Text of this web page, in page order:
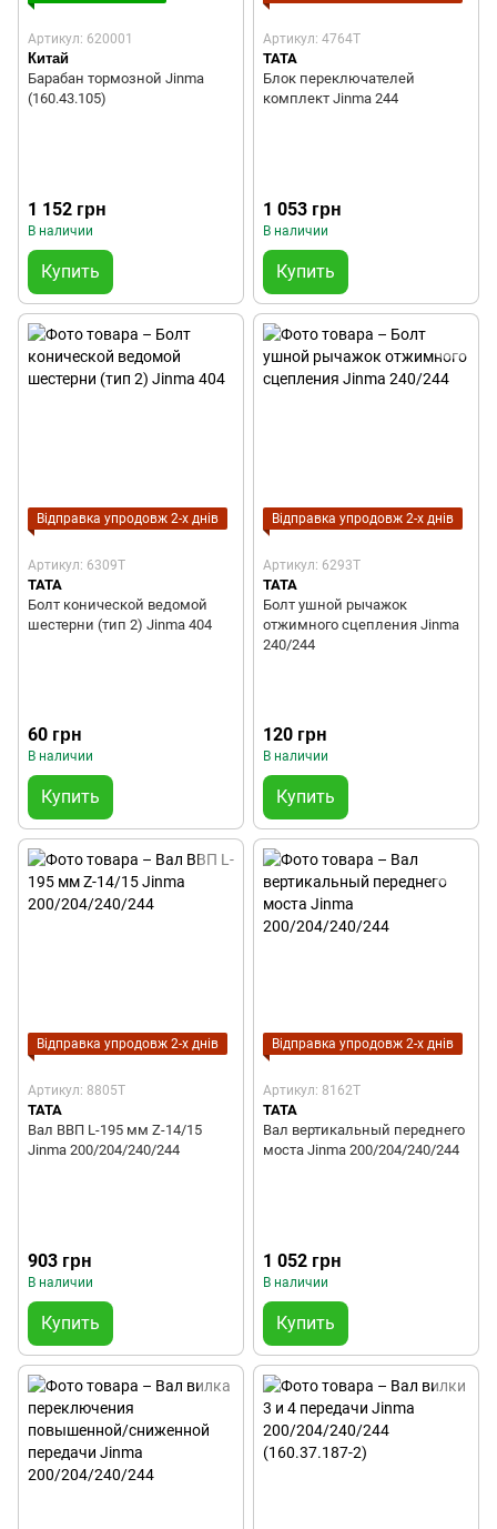
Артикул: 620001
Китай
Барабан тормозной Jinma
(160.43.105)
1 152 грн
В наличии
Купить
Артикул: 4764T
TATA
Блок переключателей
комплект Jinma 244
1 053 грн
В наличии
Купить
Відправка упродовж 2-х днів
Артикул: 6309T
TATA
Болт конической ведомой
шестерни (тип 2) Jinma 404
60 грн
В наличии
Купить
Відправка упродовж 2-х днів
Артикул: 6293T
TATA
Болт ушной рычажок
отжимного сцепления Jinma
240/244
120 грн
В наличии
Купить
Відправка упродовж 2-х днів
Артикул: 8805T
TATA
Вал ВВП L-195 мм Z-14/15
Jinma 200/204/240/244
903 грн
В наличии
Купить
Відправка упродовж 2-х днів
Артикул: 8162T
TATA
Вал вертикальный переднего
моста Jinma 200/204/240/244
1 052 грн
В наличии
Купить